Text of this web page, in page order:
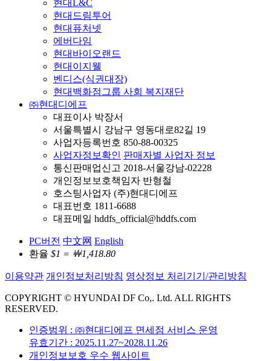
현대L&C
현대드림투어
현대퓨처넷
에버다임
현대바이오랜드
현대이지웰
벤디스(식권대장)
현대백화점그룹 사회 복지재단
㈜현대디에프
대표이사 박장서
서울특별시 강남구 영동대로82길 19
사업자등록번호 850-88-00325
사업자정보확인 판매자별 사업자 정보
통신판매업신고 2018-서울강남-02228
개인정보보호책임자 반형철
호스팅사업자 (주)현대디에프
대표번호 1811-6688
대표메일 hddfs_official@hddfs.com
PC버전 中文网 English
환율 $1 = ￦1,418.80
이용약관 개인정보처리방침 영상정보 처리기기/관리방침
COPYRIGHT © HYUNDAI DF Co,. Ltd. ALL RIGHTS
RESERVED.
인증범위 : ㈜현대디에프 면세점 서비스 운영
유효기간 : 2025.11.27~2028.11.26
개인정보보호 우수 웹사이트